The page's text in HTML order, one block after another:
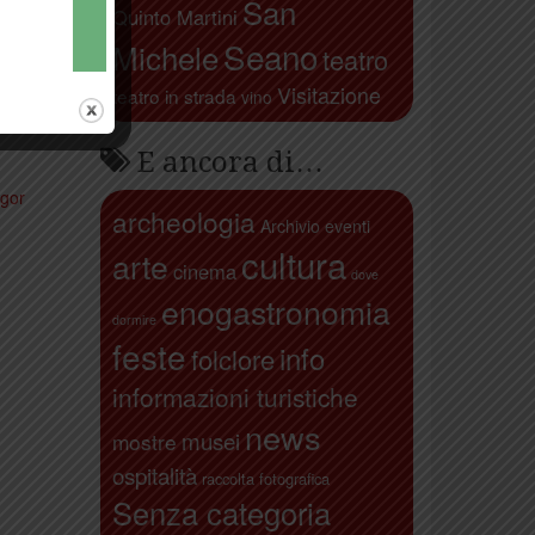
Quinto Martini San
MicheleSeanoteatro
teatro in strada vino Visitazione
E ancora di…
archeologia Archivio eventi
arte cinema cultura dove
dormire enogastronomia
festefolcloreinfo
informazioni turistiche
mostre musei news
ospitalità raccolta fotografica
Senza categoria